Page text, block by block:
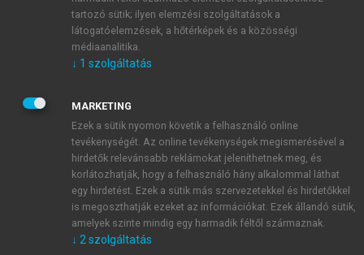
JELSZÓ
JELSZÓ ÚJRA
Kérek értesítést a MeRSZ újdonságairól, akcióiról.
Kérek értesítést az Akadémiai Kiadó Zrt. újdonságairól,
tartozó sütik; ilyen elemzési szolgáltatások a
látogatóelemzések, a hőtérképek és a közösségi
médiaanalitika.
↓ 1 szolgáltatás
MARKETING
Ezek a sütik nyomon követik a felhasználó online
tevékenységét. Az online tevékenységek megismerésével a
hirdetők relevánsabb reklámokat jeleníthetnek meg, és
korlátozhatják, hogy a felhasználó hány alkalommal láthat
egy hirdetést. Ezek a sütik más szervezetekkel és hirdetőkkel
is megoszthatják ezeket az információkat. Ezek állandó sütik,
amelyek szinte mindig egy harmadik féltől származnak.
↓ 2 szolgáltatás